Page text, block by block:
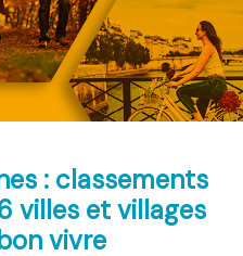
: classements
villes et villages
vivre